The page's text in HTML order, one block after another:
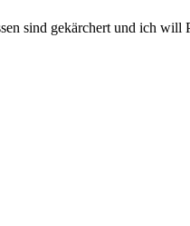
sind gekärchert und ich